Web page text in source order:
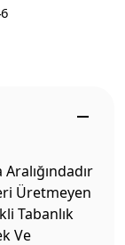
Üretmeyen
Tabanlık
Ve